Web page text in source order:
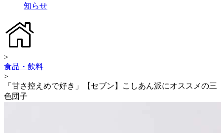
知らせ
>
食品・飲料
>
「甘さ控えめで好き」【セブン】こしあん派にオススメの三
色団子